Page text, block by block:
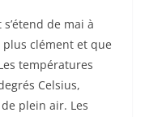
de mai à
clément et que
températures
Celsius,
plein air. Les